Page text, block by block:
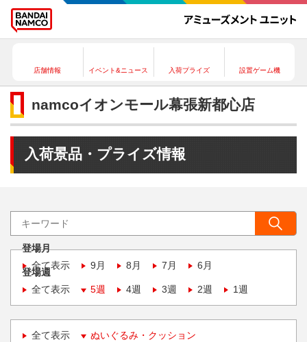
店舗情報 イベント&ニュース 入荷プライズ 設置ゲーム機
namcoイオンモール幕張新都心店
入荷景品・プライズ情報
登場月
全て表示
9月 8月 7月 6月
登場週
全て表示
5週 4週 3週 2週 1週
全て表示 ぬいぐるみ・クッション